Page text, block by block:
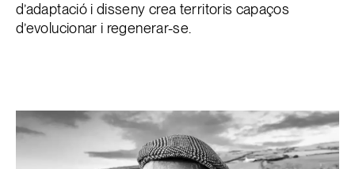
d’adaptació i disseny crea territoris capaços
d’evolucionar i regenerar-se.